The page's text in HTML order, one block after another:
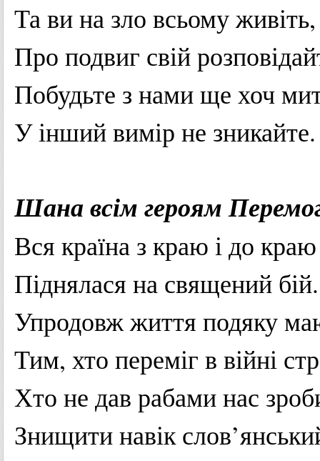
Тавина зло всьомуживіть,
Про подвиг свій
Побудьте з намище хоч
Уіншийвимір не зникайте.
Шана всім героям
Вся країна з краю ідо краю
Піднялася на священий
Упродовжжиття подяку
Тим, хто переміг в війні
Хто не дав рабаминас
Знищитинавік